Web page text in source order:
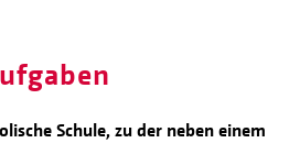
Schule, zu der neben einem